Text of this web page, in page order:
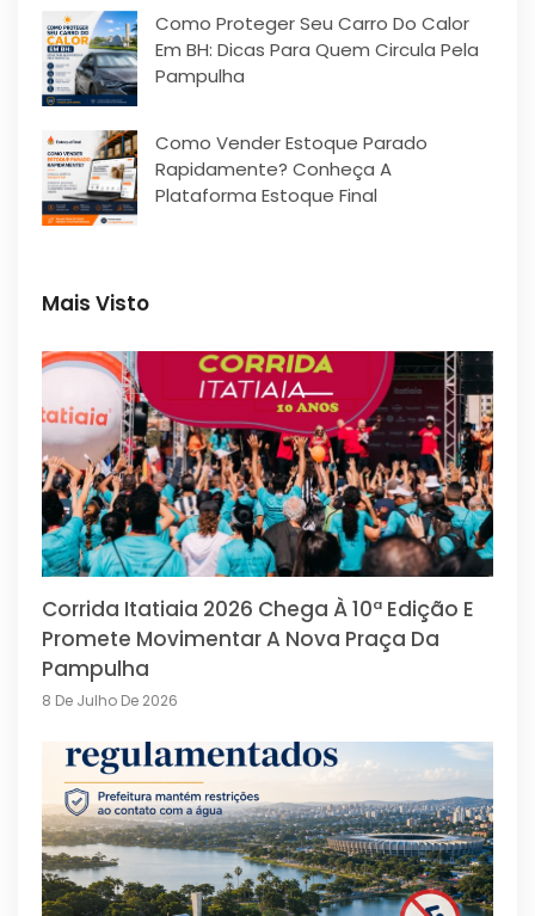
Como Proteger Seu Carro Do Calor
Em BH: Dicas Para Quem Circula Pela
Pampulha
Como Vender Estoque Parado
Rapidamente? Conheça A
Plataforma Estoque Final
Mais Visto
Corrida Itatiaia 2026 Chega À 10ª Edição E
Promete Movimentar A Nova Praça Da
Pampulha
8 De Julho De 2026